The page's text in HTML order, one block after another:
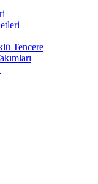
Tencere